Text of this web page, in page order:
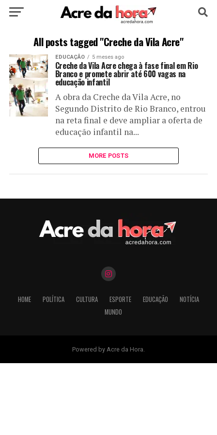
HOME POLÍTICA CULTURA ESPORTE
EDUCAÇÃO NOTÍCIA MUNDO
All posts tagged "Creche da Vila Acre"
EDUCAÇÃO 5 meses ago
Creche da Vila Acre chega à fase final em Rio
Branco e promete abrir até 600 vagas na
educação infantil
A obra da Creche da Vila Acre, no
Segundo Distrito de Rio Branco, entrou
na reta final e deve ampliar a oferta de
educação infantil na...
MORE POSTS
HOME POLÍTICA CULTURA ESPORTE EDUCAÇÃO
NOTÍCIA
MUNDO
Powered by Acre da Hora.